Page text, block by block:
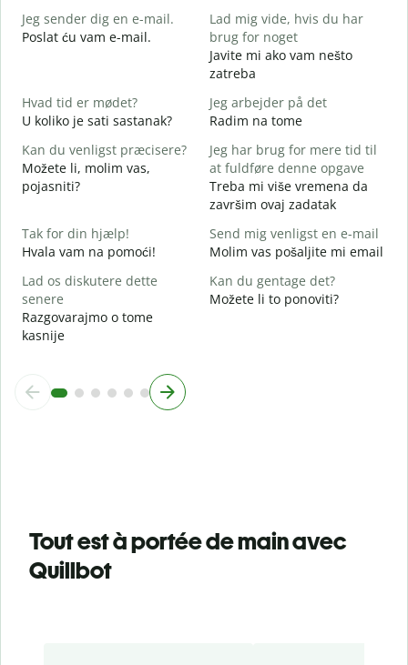
Jeg sender dig en e-mail.
Poslat ću vam e-mail.
Lad mig vide, hvis du har
brug for noget
Javite mi ako vam nešto
zatreba
Hvad tid er mødet?
U koliko je sati sastanak?
Jeg arbejder på det
Radim na tome
Kan du venligst præcisere?
Možete li, molim vas,
pojasniti?
Jeg har brug for mere tid til
at fuldføre denne opgave
Treba mi više vremena da
završim ovaj zadatak
Tak for din hjælp!
Hvala vam na pomoći!
Send mig venligst en e-mail
Molim vas pošaljite mi email
Lad os diskutere dette
senere
Razgovarajmo o tome
kasnije
Kan du gentage det?
Možete li to ponoviti?
Tout est à portée de main avec
Quillbot